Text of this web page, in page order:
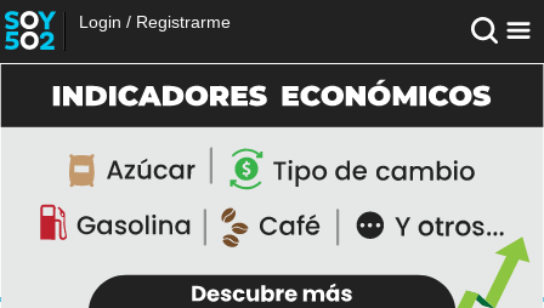
Login / Registrarme